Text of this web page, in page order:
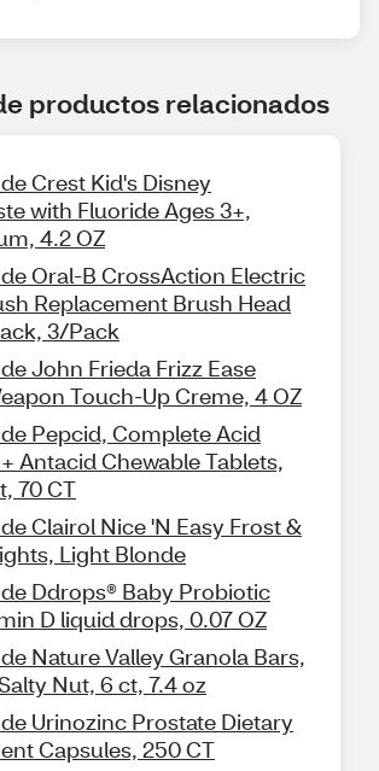
productos relacionados
Crest Kid's Disney
with Fluoride Ages 3+,
4.2 OZ
Oral-B CrossAction Electric
Replacement Brush Head
3/Pack
John Frieda Frizz Ease
Touch-Up Creme, 4 OZ
Pepcid, Complete Acid
Antacid Chewable Tablets,
70 CT
Clairol Nice 'N Easy Frost &
Light Blonde
Ddrops® Baby Probiotic
D liquid drops, 0.07 OZ
Nature Valley Granola Bars,
Nut, 6 ct, 7.4 oz
Urinozinc Prostate Dietary
Capsules, 250 CT